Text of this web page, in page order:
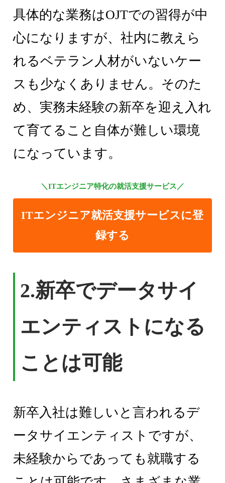
具体的な業務はOJTでの習得が中
心になりますが、社内に教えら
れるベテラン人材がいないケー
スも少なくありません。そのた
め、実務未経験の新卒を迎え入れ
て育てること自体が難しい環境
になっています。
＼ITエンジニア特化の就活支援サービス／
ITエンジニア就活支援サービスに登
録する
2.新卒でデータサイ
エンティストになる
ことは可能
新卒入社は難しいと言われるデ
ータサイエンティストですが、
未経験からであっても就職する